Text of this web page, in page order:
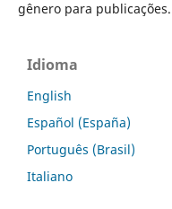
gênero para publicações.
Idioma
English
Español (España)
Português (Brasil)
Italiano